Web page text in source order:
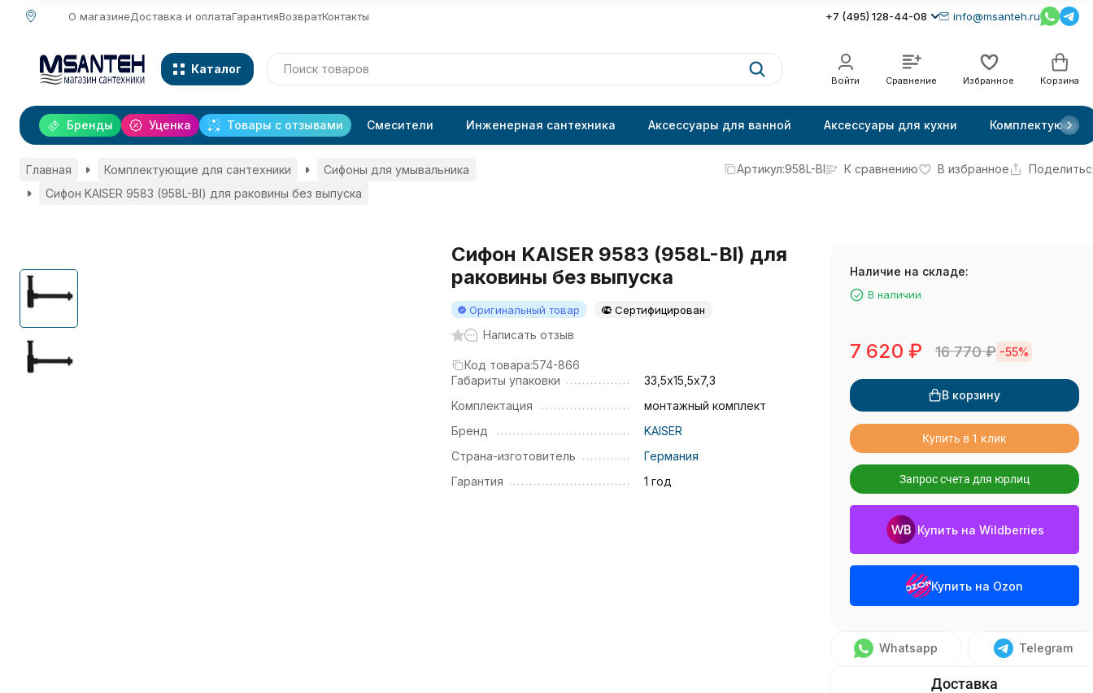
О магазинеДоставка и оплатаГарантияВозвратКонтакты +7 (495) 128-44-08 info@msanteh.ru
Каталог
Войти Сравнение Избранное Корзина
Уценка Товары с отзывами
Бренды Смесители Инженерная сантехника Аксессуары для ванной Аксессуары для кухни Комплектующие
Главная Комплектующие для сантехники
Сифоны для умывальника
Сифон KAISER 9583 (958L-Bl) для раковины без выпуска
Артикул:958L-Bl К сравнению В избранное
Сифон KAISER 9583 (958L-Bl) для
раковины без выпуска
Оригинальный товар Сертифицирован
Написать отзыв
Код товара:574-866
Габариты упаковки
33,5х15,5х7,3
Комплектация
монтажный комплект
Бренд
KAISER
Страна-изготовитель
Германия
Гарантия
1 год
Наличие на складе:
В наличии
7 620 ₽ 16 770₽ -55%
В корзину
Купить в 1 клик
Запрос счета для юрлиц
Купить на Wildberries
Купить на Ozon
Whatsapp Telegram